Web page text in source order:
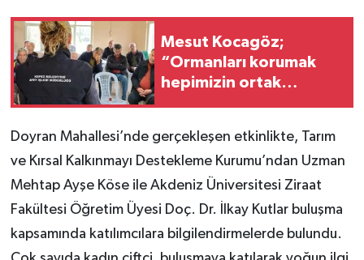
Mesut Kocagöz;
“Ormanları korumak
hepimizin ortak
Doyran Mahallesi’nde gerçekleşen etkinlikte, Tarım
ve Kırsal Kalkınmayı Destekleme Kurumu’ndan Uzman
Mehtap Ayşe Köse ile Akdeniz Üniversitesi Ziraat
Fakültesi Öğretim Üyesi Doç. Dr. İlkay Kutlar buluşma
kapsamında katılımcılara bilgilendirmelerde bulundu.